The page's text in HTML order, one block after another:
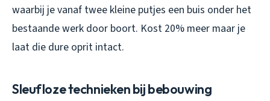
waarbij je vanaf twee kleine putjes een buis onder het
bestaande werk door boort. Kost 20% meer maar je
laat die dure oprit intact.
Sleufloze technieken bij bebouwing